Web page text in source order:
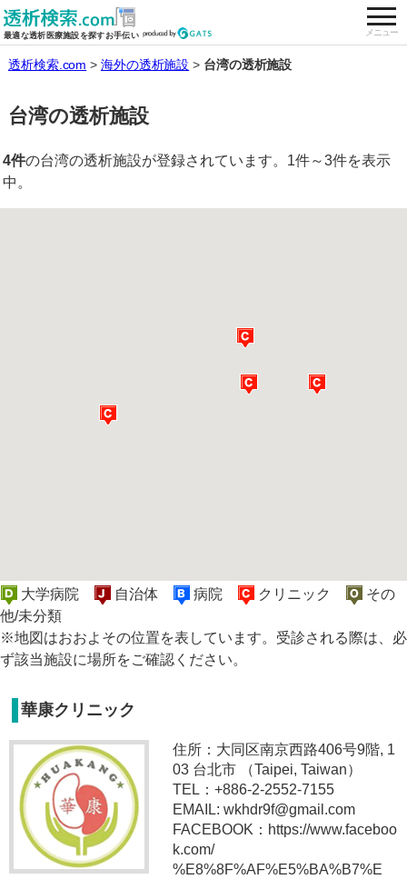
最適な透析医療施設を探すお手伝い メニュー
全国の透析施設を検索する
透析検索.com 海外の透析施設 台湾の透析施設
台湾の透析施設
4件の台湾の透析施設が登録されています。1件～3件を表示
中。
大学病院 自治体 病院 クリニック
その
他/未分類
※地図はおおよその位置を表しています。受診される際は、必
ず該当施設に場所をご確認ください。
華康クリニック
住所：大同区南京西路406号9階, 1
03 台北市 （Taipei, Taiwan）
TEL：+886-2-2552-7155
EMAIL: wkhdr9f@gmail.com
FACEBOOK：https://www.faceboo
k.com/
%E8%8F%AF%E5%BA%B7%E